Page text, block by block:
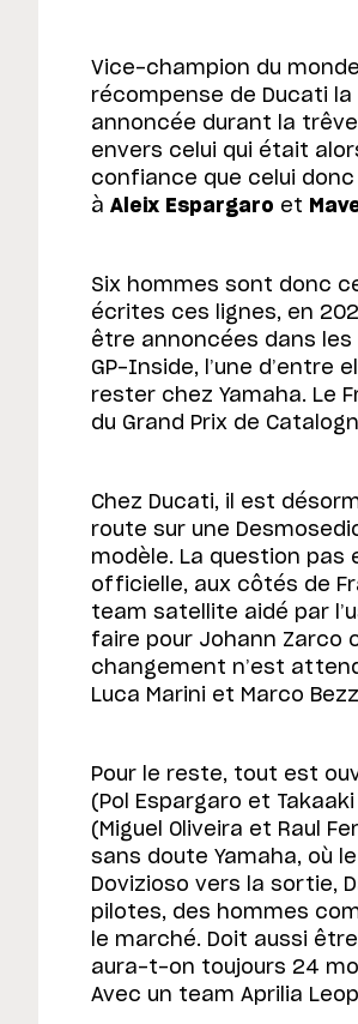
Vice-champion du
récompense de Ducati
annoncée durant la
envers celui qui était
confiance que celui
à Aleix Espargaro et
Six hommes sont donc
écrites ces lignes, en
être annoncées dans les
GP-Inside, l’une d’entre
rester chez Yamaha. Le
du Grand Prix de
Chez Ducati, il est
route sur une
modèle. La question pas
officielle, aux côtés de
team satellite aidé par
faire pour Johann Zarco
changement n’est
Luca Marini et Marco
Pour le reste, tout est
(Pol Espargaro et
(Miguel Oliveira et Raul
sans doute Yamaha, où
Dovizioso vers la sortie,
pilotes, des hommes
le marché. Doit aussi
aura-t-on toujours 24
Avec un team Aprilia